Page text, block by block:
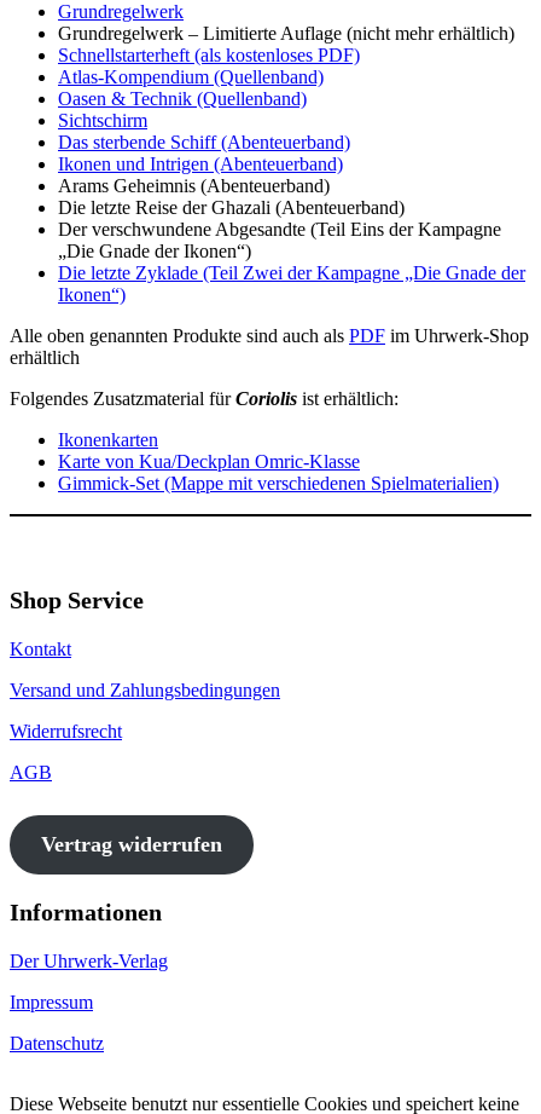
Grundregelwerk
Grundregelwerk – Limitierte Auflage (nicht mehr erhältlich)
Schnellstarterheft (als kostenloses PDF)
Atlas-Kompendium (Quellenband)
Oasen & Technik (Quellenband)
Sichtschirm
Das sterbende Schiff (Abenteuerband)
Ikonen und Intrigen (Abenteuerband)
Arams Geheimnis (Abenteuerband)
Die letzte Reise der Ghazali (Abenteuerband)
Der verschwundene Abgesandte (Teil Eins der Kampagne
„Die Gnade der Ikonen“)
Die letzte Zyklade (Teil Zwei der Kampagne „Die Gnade der
Ikonen“)
Alle oben genannten Produkte sind auch als PDF im Uhrwerk-Shop
erhältlich
Folgendes Zusatzmaterial fürCoriolis ist erhältlich:
Ikonenkarten
Karte von Kua/Deckplan Omric-Klasse
Gimmick-Set (Mappe mit verschiedenen Spielmaterialien)
Shop Service
Kontakt
Versand und Zahlungsbedingungen
Widerrufsrecht
AGB
Vertrag widerrufen
Informationen
Der Uhrwerk-Verlag
Impressum
Datenschutz
Diese Webseite benutzt nur essentielle Cookies und speichert keine